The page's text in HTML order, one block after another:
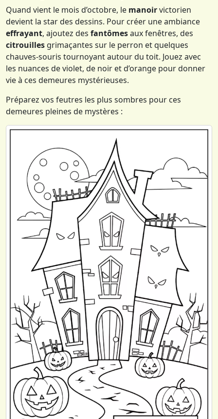
Quand vient le mois d’octobre, le manoirvictorien
devient la star des dessins. Pour créer une ambiance
effrayant, ajoutez des fantômesaux fenêtres, des
citrouilles grimaçantes sur le perron et quelques
chauves-souris tournoyant autour du toit. Jouez avec
les nuances de violet, de noir et d’orange pour donner
vie à ces demeures mystérieuses.
Préparez vos feutres les plus sombres pour ces
demeures pleines de mystères :